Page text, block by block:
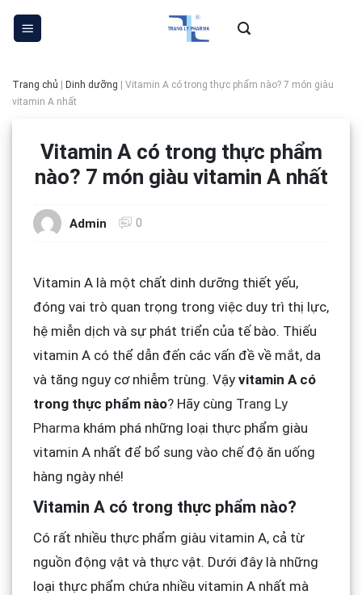
Skip
Trang chủ Dinh dưỡng
Vitamin A có trong thực phẩm nào? 7 món giàu
vitamin A nhất
Vitamin A có trong thực phẩm
nào? 7 món giàu vitamin A nhất
Admin 0
Vitamin A là một chất dinh dưỡng thiết yếu,
đóng vai trò quan trọng trong việc duy trì thị lực,
hệ miễn dịch và sự phát triển của tế bào. Thiếu
vitamin A có thể dẫn đến các vấn đề về mắt, da
và tăng nguy cơ nhiễm trùng. Vậy vitamin A có
trong thực phẩm nào? Hãy cùng Trang Ly
Pharma khám phá những loại thực phẩm giàu
vitamin A nhất để bổ sung vào chế độ ăn uống
hàng ngày nhé!
Vitamin A có trong thực phẩm nào?
Có rất nhiều thực phẩm giàu vitamin A, cả từ
nguồn động vật và thực vật. Dưới đây là những
loại thực phẩm chứa nhiều vitamin A nhất mà